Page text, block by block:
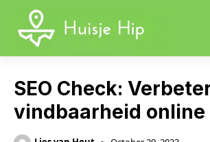
content
SEO Check:
vindbaarheid online